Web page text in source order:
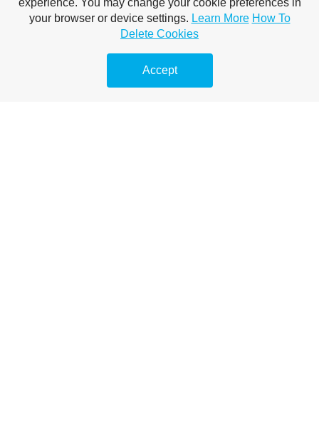
Megelőző duguláselhárítás
Duguláselhárítás természetes módon
experience. You may change your cookie preferences in
your browser or device settings. Learn More How To
Delete Cookies
Accept